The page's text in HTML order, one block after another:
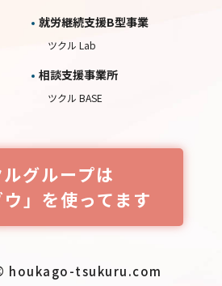
就労継続⽀援B型事業
ツクル Lab
相談⽀援事業所
ツクル BASE
グループは
ウ」を使ってます
houkago-tsukuru.com